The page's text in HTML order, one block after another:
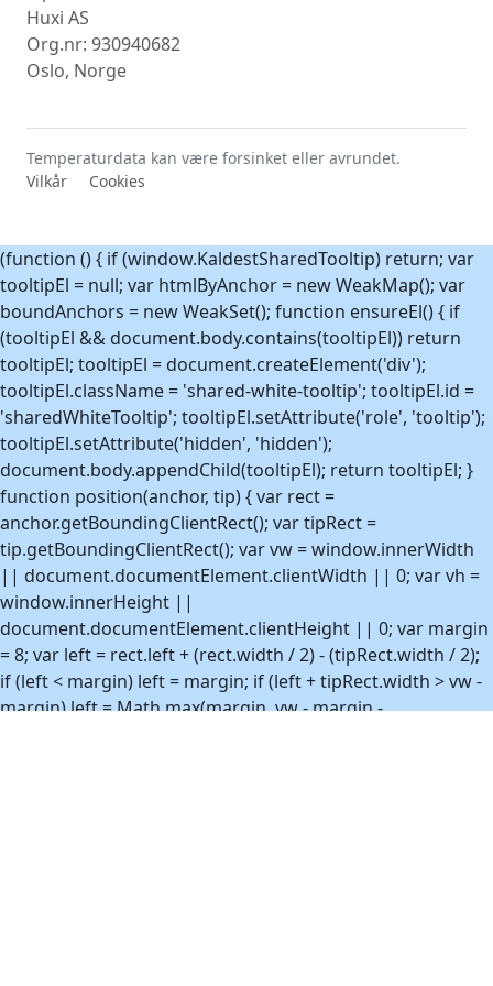
Uke 37
Uke 38
Uke 41
-10,1°C 8. okt. 2024
Uke 42
Uke 44
-15,9°C 2. nov. 2023
Uke 45
-25,9°C 10. nov. 2019
Uke 46
-25,8°C 11. nov. 2019
Uke 47
-24,7°C 22. nov. 2025
Uke 48
-22,8°C 1. des. 2021
Uke 49
-22,7°C 2. des. 2025
Uke 50
-20,5°C 13. des. 2022
Uke 51
-24,1°C
23. des. 2023
Uke 52
-25,0°C 29. des. 2017
Uke 53
-13,6°C 2. jan. 2021
Huxi AS
Org.nr: 930940682
Oslo, Norge
Temperaturdata kan være forsinket eller avrundet.
Vilkår
Cookies
(function () { if (window.KaldestSharedTooltip) return; var
tooltipEl = null; var htmlByAnchor = new WeakMap(); var
boundAnchors = new WeakSet(); function ensureEl() { if
(tooltipEl && document.body.contains(tooltipEl)) return
tooltipEl; tooltipEl = document.createElement('div');
tooltipEl.className = 'shared-white-tooltip'; tooltipEl.id =
'sharedWhiteTooltip'; tooltipEl.setAttribute('role', 'tooltip');
tooltipEl.setAttribute('hidden', 'hidden');
document.body.appendChild(tooltipEl); return tooltipEl; }
function position(anchor, tip) { var rect =
anchor.getBoundingClientRect(); var tipRect =
tip.getBoundingClientRect(); var vw = window.innerWidth
|| document.documentElement.clientWidth || 0; var vh =
window.innerHeight ||
document.documentElement.clientHeight || 0; var margin
= 8; var left = rect.left + (rect.width / 2) - (tipRect.width / 2);
if (left < margin) left = margin; if (left + tipRect.width > vw -
margin) left = Math.max(margin, vw - margin -